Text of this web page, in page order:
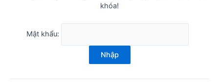
khóa!
Mật khẩu:
Nhập